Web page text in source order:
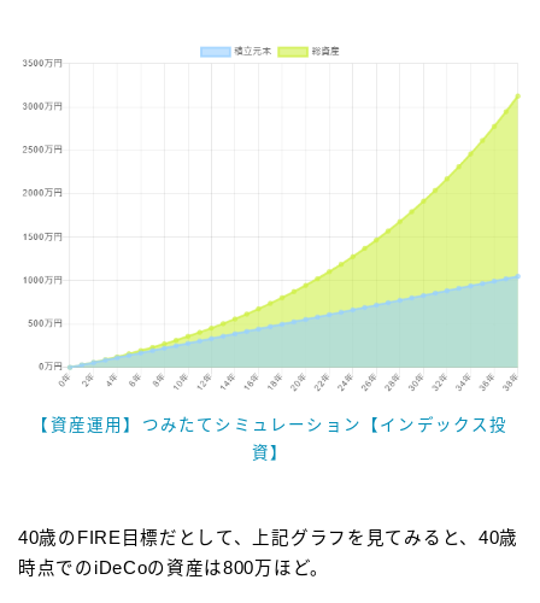
【資産運用】つみたてシミュレーション【インデックス投
資】
40歳のFIRE目標だとして、上記グラフを見てみると、40歳
時点でのiDeCoの資産は800万ほど。